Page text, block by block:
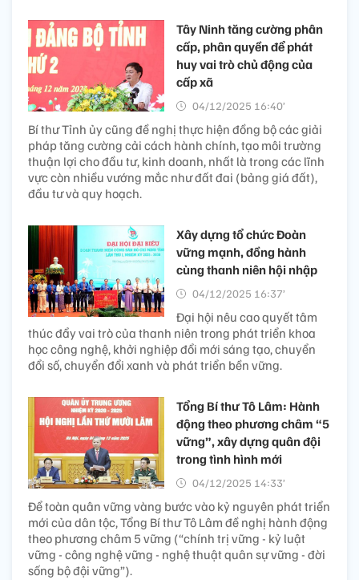
Tây Ninh tăng cường phân
cấp, phân quyền để phát
huy vai trò chủ động của
cấp xã
04/12/2025 16:40’
Bí thư Tỉnh ủy cũng đề nghị thực hiện đồng bộ các giải
pháp tăng cường cải cách hành chính, tạo môi trường
thuận lợi cho đầu tư, kinh doanh, nhất là trong các lĩnh
vực còn nhiều vướng mắc như đất đai (bảng giá đất),
đầu tư và quy hoạch.
Xây dựng tổ chức Đoàn
vững mạnh, đồng hành
cùng thanh niên hội nhập
04/12/2025 16:37’
Đại hội nêu cao quyết tâm
thúc đẩy vai trò của thanh niên trong phát triển khoa
học công nghệ, khởi nghiệp đổi mới sáng tạo, chuyển
đổi số, chuyển đổi xanh và phát triển bền vững.
Tổng Bí thư Tô Lâm: Hành
động theo phương châm “5
vững”, xây dựng quân đội
trong tình hình mới
04/12/2025 14:33’
Để toàn quân vững vàng bước vào kỷ nguyên phát triển
mới của dân tộc, Tổng Bí thư Tô Lâm đề nghị hành động
theo phương châm 5 vững (“chính trị vững - kỷ luật
vững - công nghệ vững - nghệ thuật quân sự vững - đời
sống bộ đội vững”).